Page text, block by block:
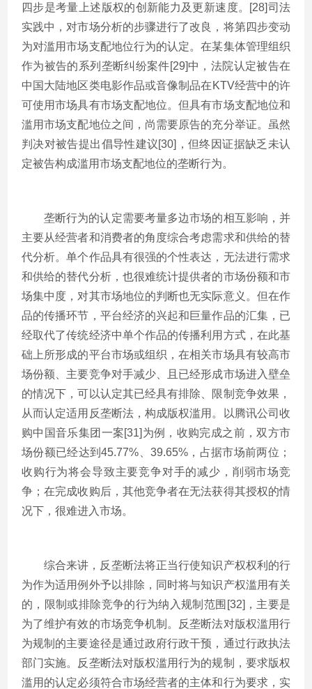
四步是考量上述版权的创新能力及更新速度。[28]司法
实践中，对市场分析的步骤进行了改良，将第四步变动
为对滥用市场支配地位行为的认定。在某集体管理组织
作为被告的系列垄断纠纷案件[29]中，法院认定被告在
中国大陆地区类电影作品或音像制品在KTV经营中的许
可使用市场具有市场支配地位。但具有市场支配地位和
滥用市场支配地位之间，尚需要原告的充分举证。虽然
判决对被告提出倡导性建议[30]，但终因证据缺乏未认
定被告构成滥用市场支配地位的垄断行为。
垄断行为的认定需要考量多边市场的相互影响，并
主要从经营者和消费者的角度综合考虑需求和供给的替
代分析。单个作品具有很强的个性表达，无法进行需求
和供给的替代分析，也很难统计提供者的市场份额和市
场集中度，对其市场地位的判断也无实际意义。但在作
品的传播环节，平台经济的兴起和巨量作品的汇集，已
经取代了传统经济中单个作品的传播利用方式，在此基
础上所形成的平台市场或组织，在相关市场具有较高市
场份额、主要竞争对手减少、且已经形成市场进入壁垒
的情况下，可以认定其已经具有排除、限制竞争效果，
从而认定适用反垄断法，构成版权滥用。以腾讯公司收
购中国音乐集团一案[31]为例，收购完成之前，双方市
场份额已经达到45.77%、39.65%，占据市场前两位；
收购行为将会导致主要竞争对手的减少，削弱市场竞
争；在完成收购后，其他竞争者在无法获得其授权的情
况下，很难进入市场。
综合来讲，反垄断法将正当行使知识产权权利的行
为作为适用例外予以排除，同时将与知识产权滥用有关
的，限制或排除竞争的行为纳入规制范围[32]，主要是
为了维护有效的市场竞争机制。反垄断法对版权滥用行
为规制的主要途径是通过政府行政干预，通过行政执法
部门实施。反垄断法对版权滥用行为的规制，要求版权
滥用的认定必须符合市场经营者的主体和行为要求，实